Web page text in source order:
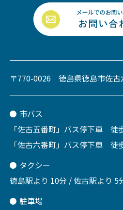
〒770-0026 徳島県徳島市佐古
市バス
「佐古五番町」バス停下車 徒
「佐古六番町」バス停下車 徒
タクシー
徳島駅より 10分 / 佐古駅より 5
駐車場